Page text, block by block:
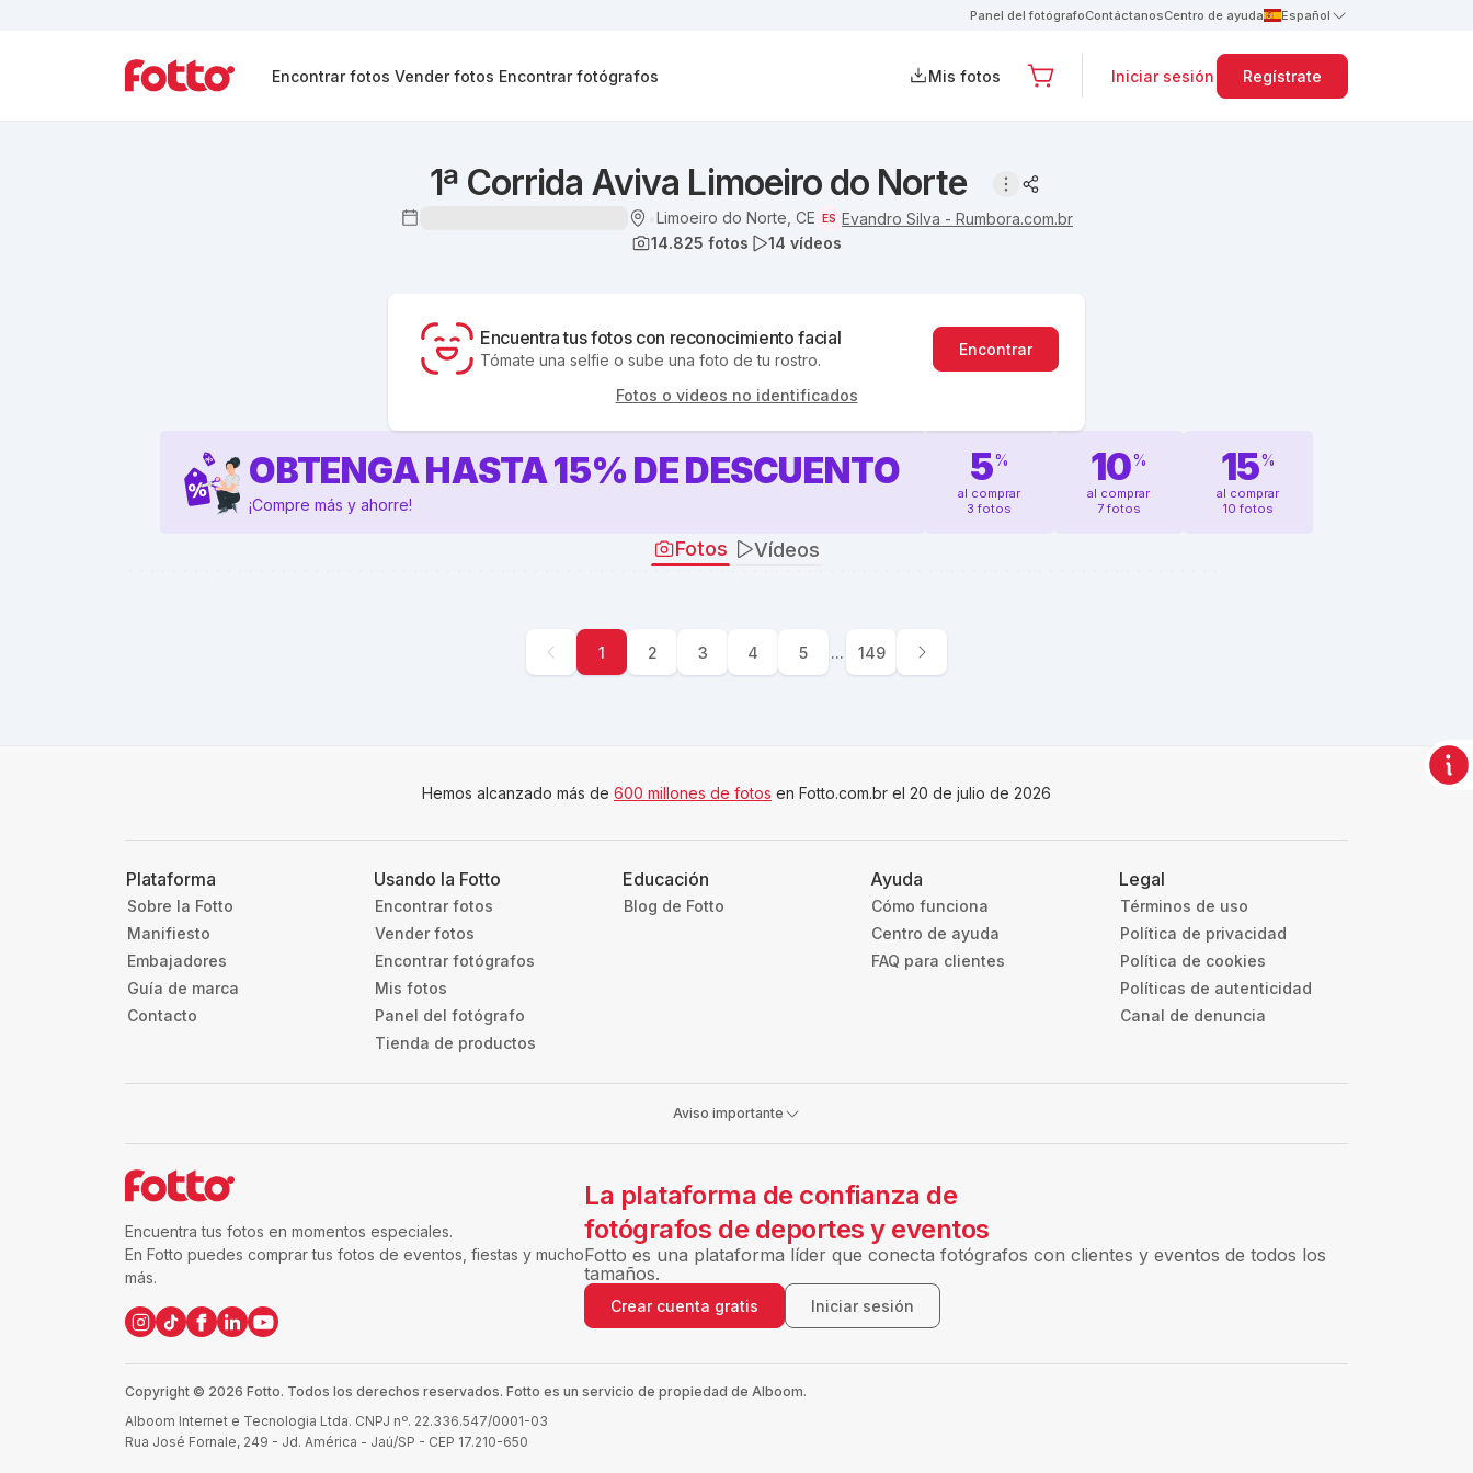
Panel del fotógrafoContáctanosCentro de ayuda Español
Encontrar fotos Vender fotos Encontrar fotógrafos Mis fotos Iniciar sesión Regístrate
1ª Corrida Aviva Limoeiro do Norte
Limoeiro do Norte, CE ES Evandro Silva - Rumbora.com.br
14.825 fotos 14 vídeos
Encuentra tus fotos con reconocimiento facial
Tómate una selfie o sube una foto de tu rostro.
Encontrar
Fotos o videos no identificados
OBTENGA HASTA15% DE DESCUENTO
¡Compre más y ahorre!
5%
al comprar
3 fotos
10%
al comprar
7 fotos
15%
al comprar
10 fotos
Fotos Vídeos
1 2 3 4 5 ... 149
Hemos alcanzado más de 600 millones de fotos en Fotto.com.br el 20 de julio de 2026
Plataforma
Sobre la Fotto
Manifiesto
Embajadores
Guía de marca
Contacto
Usando la Fotto
Encontrar fotos
Vender fotos
Encontrar fotógrafos
Mis fotos
Panel del fotógrafo
Tienda de productos
Educación
Blog de Fotto
Ayuda
Cómo funciona
Centro de ayuda
FAQ para clientes
Legal
Términos de uso
Política de privacidad
Política de cookies
Políticas de autenticidad
Canal de denuncia
Aviso importante
Encuentra tus fotos en momentos especiales.
En Fotto puedes comprar tus fotos de eventos, fiestas y mucho
más.
La plataforma de confianza de
fotógrafos de deportes y eventos
Fotto es una plataforma líder que conecta fotógrafos con clientes y eventos de todos los
tamaños.
Crear cuenta gratis Iniciar sesión
Copyright © 2026 Fotto. Todos los derechos reservados. Fotto es un servicio de propiedad de Alboom.
Alboom Internet e Tecnologia Ltda. CNPJ nº. 22.336.547/0001-03
Rua José Fornale, 249 - Jd. América - Jaú/SP - CEP 17.210-650